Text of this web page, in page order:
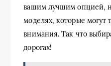
вашим лучшим опцией,
моделях, которые могут
внимания. Так что
дорогах!